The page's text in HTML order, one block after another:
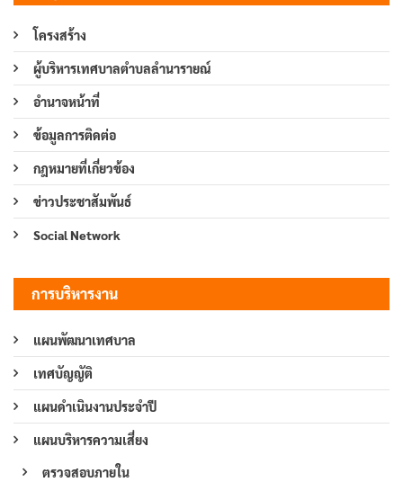
โครงสร้าง
ผู้บริหารเทศบาลตำบลลำนารายณ์
อำนาจหน้าที่
ข้อมูลการติดต่อ
กฎหมายที่เกี่ยวข้อง
ข่าวประชาสัมพันธ์
Social Network
การบริหารงาน
แผนพัฒนาเทศบาล
เทศบัญญัติ
แผนดำเนินงานประจำปี
แผนบริหารความเสี่ยง
ตรวจสอบภายใน